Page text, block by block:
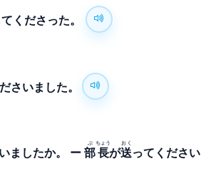
くださった。
さいました。
ましたか。 ー部
ぶ
長
ちょう
が送
おく
ってください